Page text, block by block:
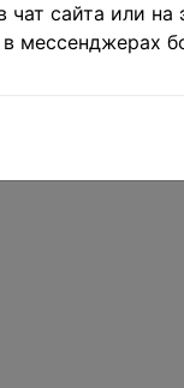
сайта или на
мессенджерах